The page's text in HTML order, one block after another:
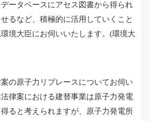
ータベースにアセス図書から得られ
るなど、積極的に活用していくこと
境大臣にお伺いいたします。 (環境大
の原子力リプレースについてお伺い
律案における建替事業は原子力発電
ると考えられますが、原子力発電所